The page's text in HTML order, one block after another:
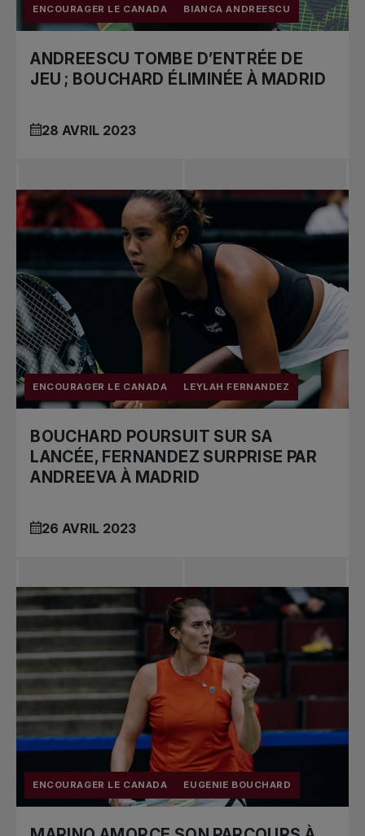
ENCOURAGER LE CANADA BIANCA ANDREESCU
ANDREESCU TOMBE D’ENTRÉE DE
JEU ; BOUCHARD ÉLIMINÉE À MADRID
28 AVRIL 2023
ENCOURAGER LE CANADA LEYLAH FERNANDEZ
BOUCHARD POURSUIT SUR SA
LANCÉE, FERNANDEZ SURPRISE PAR
ANDREEVA À MADRID
26 AVRIL 2023
ENCOURAGER LE CANADA EUGENIE BOUCHARD